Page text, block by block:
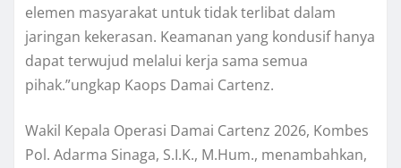
elemen masyarakat untuk tidak terlibat dalam
jaringan kekerasan. Keamanan yang kondusif hanya
dapat terwujud melalui kerja sama semua
pihak.”ungkap Kaops Damai Cartenz.
Wakil Kepala Operasi Damai Cartenz 2026, Kombes
Pol. Adarma Sinaga, S.I.K., M.Hum., menambahkan,